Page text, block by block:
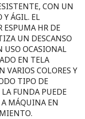
CON UN
Y ÁGIL. EL
ESPUMA HR DE
UN DESCANSO
USO OCASIONAL
EN TELA
VARIOS COLORES Y
TIPO DE
FUNDA PUEDE
A MÁQUINA EN